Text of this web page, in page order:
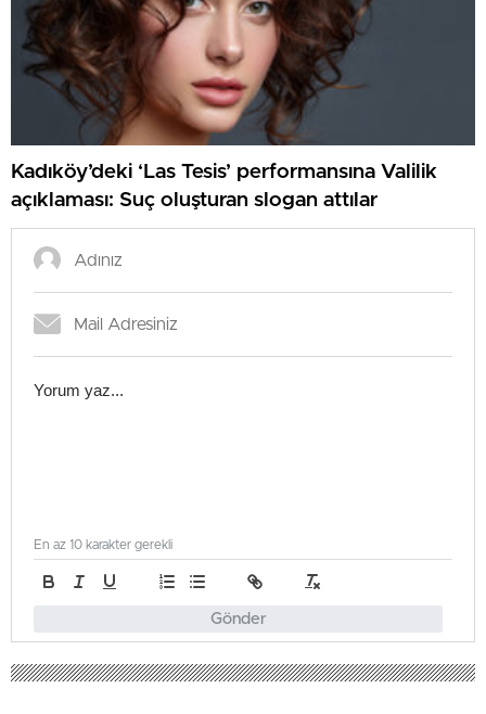
Kadıköy’deki ‘Las Tesis’ performansına Valilik
açıklaması: Suç oluşturan slogan attılar
Gönder
En az 10 karakter gerekli